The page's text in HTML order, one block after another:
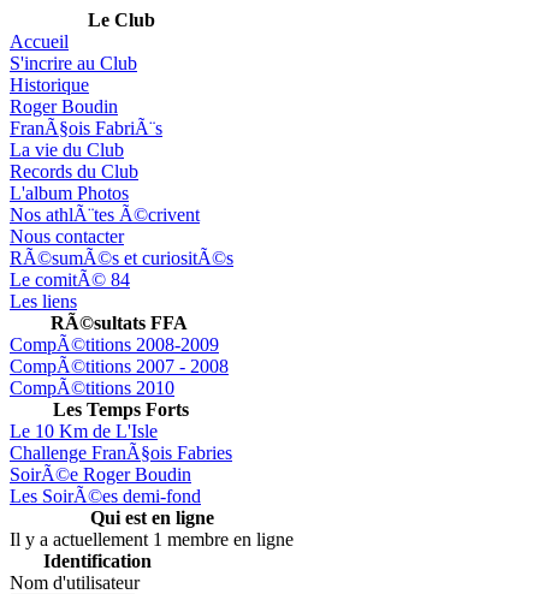
Le Club
Accueil
S'incrire au Club
Historique
Roger Boudin
FranÃ§ois FabriÃ¨s
La vie du Club
Records du Club
L'album Photos
Nos athlÃ¨tes Ã©crivent
Nous contacter
RÃ©sumÃ©s et curiositÃ©s
Le comitÃ© 84
Les liens
RÃ©sultats FFA
CompÃ©titions 2008-2009
CompÃ©titions 2007 - 2008
CompÃ©titions 2010
Les Temps Forts
Le 10 Km de L'Isle
Challenge FranÃ§ois Fabries
SoirÃ©e Roger Boudin
Les SoirÃ©es demi-fond
Qui est en ligne
Il y a actuellement 1 membre en ligne
Identification
Nom d'utilisateur